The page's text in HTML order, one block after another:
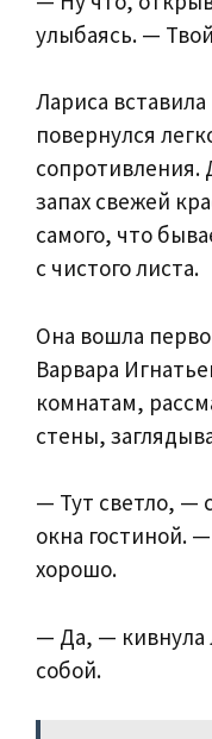
улыбаясь. —
Лариса
повернулся
сопротивления.
запах свежей
самого, что
с чистого листа.
Она вошла
Варвара
комнатам,
стены,
— Тут светло, —
окна гостиной.
хорошо.
— Да, — кивнула
собой.